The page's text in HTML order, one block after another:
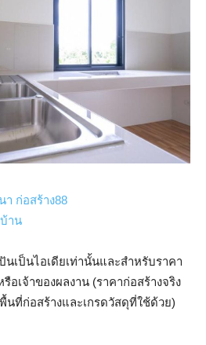
ก่อสร้าง88
าน
นเป็นไอเดียเท่านั้นและสำหรับราคา
อเจ้าของผลงาน (ราคาก่อสร้างจริง
ที่ก่อสร้างและเกรดวัสดุที่ใช้ด้วย)